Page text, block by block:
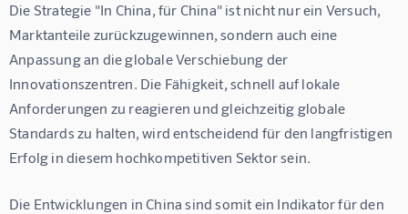
Die Strategie "In China, für China" ist nicht nur ein Versuch,
Marktanteile zurückzugewinnen, sondern auch eine
Anpassung an die globale Verschiebung der
Innovationszentren. Die Fähigkeit, schnell auf lokale
Anforderungen zu reagieren und gleichzeitig globale
Standards zu halten, wird entscheidend für den langfristigen
Erfolg in diesem hochkompetitiven Sektor sein.
Die Entwicklungen in China sind somit ein Indikator für den